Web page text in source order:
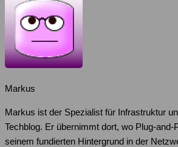
Markus
Markus ist der Spezialist für Infrastruktur
Techblog. Er übernimmt dort, wo Plug-and-
seinem fundierten Hintergrund in der